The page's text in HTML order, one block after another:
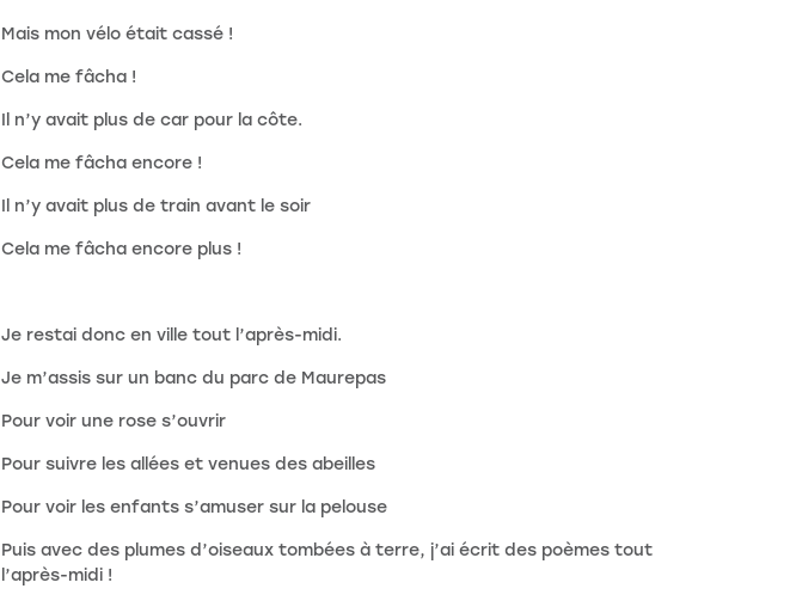
Mais mon vélo était cassé !
Cela me fâcha !
Il n’y avait plus de car pour la côte.
Cela me fâcha encore !
Il n’y avait plus de train avant le soir
Cela me fâcha encore plus !
Je restai donc en ville tout l’après-midi.
Je m’assis sur un banc du parc de Maurepas
Pour voir une rose s’ouvrir
Pour suivre les allées et venues des abeilles
Pour voir les enfants s’amuser sur la pelouse
Puis avec des plumes d’oiseaux tombées à terre, j’ai écrit des poèmes tout
l’après-midi !